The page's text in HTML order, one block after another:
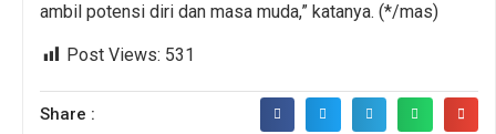
ambil potensi diri dan masa muda,” katanya. (*/mas)
Post Views: 531
Share :